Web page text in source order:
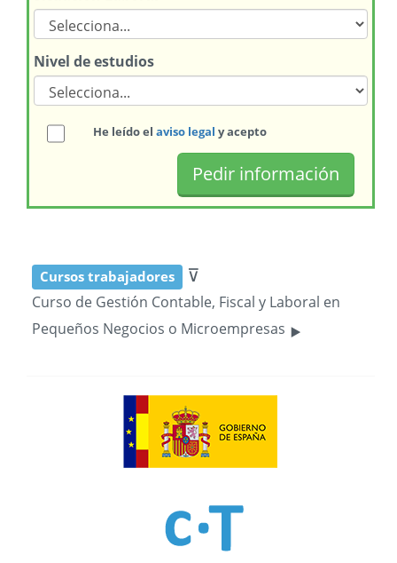
Nivel de estudios
He leído el aviso legal y acepto
Cursos trabajadores ⊽
Curso de Gestión Contable, Fiscal y Laboral en
Pequeños Negocios o Microempresas ‣